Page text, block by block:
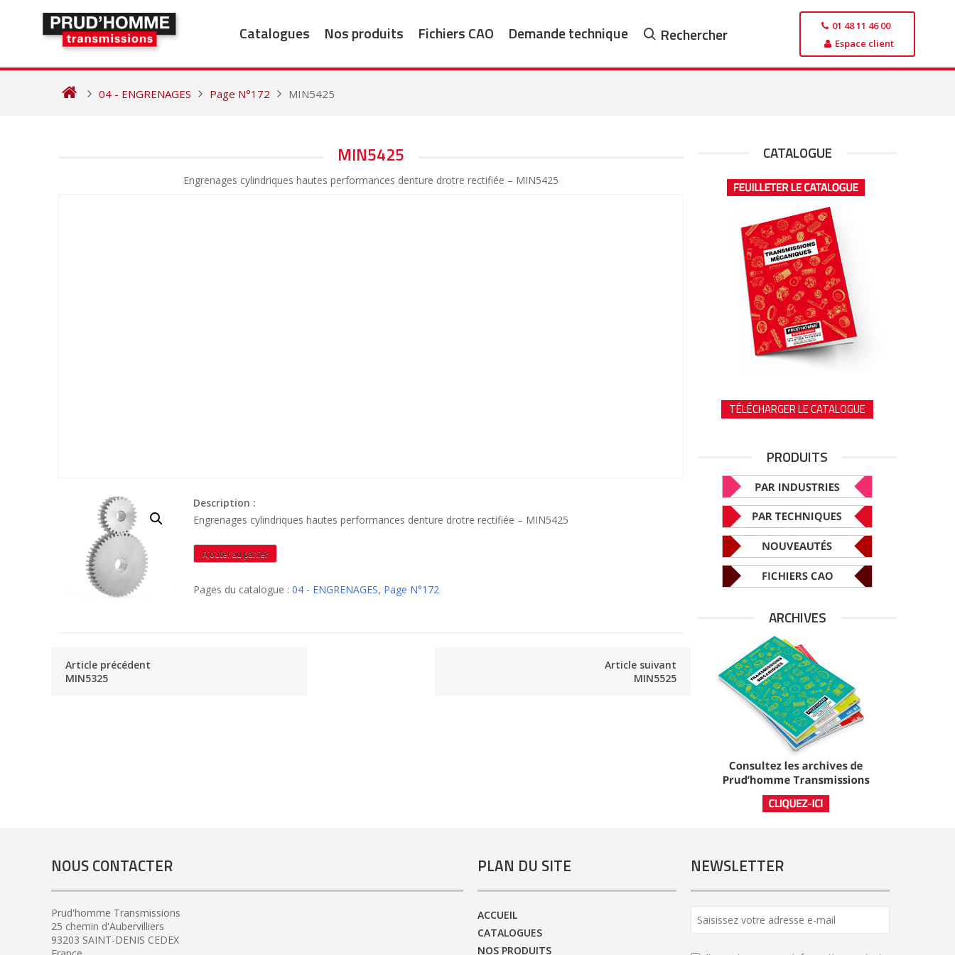
Catalogues Nos produits Fichiers CAO Demande technique Rechercher
01 48 11 46 00
Espace client
04 - ENGRENAGES Page N°172 MIN5425
MIN5425
Engrenages cylindriques hautes performances denture drotre rectifiée – MIN5425
Description :
Engrenages cylindriques hautes performances denture drotre rectifiée – MIN5425
quantité
de
Ajouter au panier
Pages du catalogue : 04 - ENGRENAGES, Page N°172
Article précédent
MIN5325
Article suivant
MIN5525
CATALOGUE
TÉLÉCHARGER LE CATALOGUE
PRODUITS
ARCHIVES
NOUS CONTACTER
Prud'homme Transmissions
25 chemin d'Aubervilliers
93203 SAINT-DENIS CEDEX
PLAN DU SITE
ACCUEIL
CATALOGUES
NOS PRODUITS
NEWSLETTER
Address *